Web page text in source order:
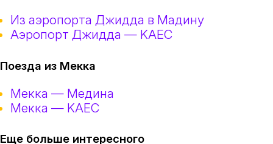
Из аэропорта Джидда в Мадину
Аэропорт Джидда — KAEC
Поезда из Мекка
Мекка — Медина
Мекка — KAEC
Еще больше интересного